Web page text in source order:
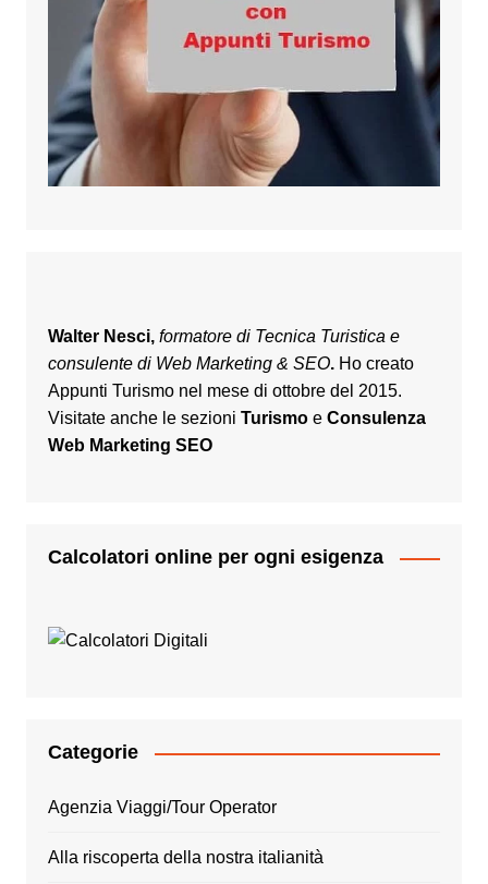
Walter Nesci, formatore di Tecnica Turistica e
consulente di Web Marketing & SEO. Ho creato
Appunti Turismo nel mese di ottobre del 2015.
Visitate anche le sezioni Turismo e Consulenza
Web Marketing SEO
Calcolatori online per ogni esigenza
Categorie
Agenzia Viaggi/Tour Operator
Alla riscoperta della nostra italianità